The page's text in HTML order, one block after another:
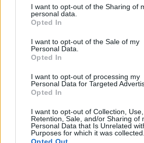
not limited to your visit or usage
grant or deny consent to Google and its
use your data for below specified
consent section.
I want to opt-out of the Sharing of
personal data.
Opted In
I want to opt-out of the Sale of my
Personal Data.
Opted In
I want to opt-out of processing my
Personal Data for Targeted
Opted In
I want to opt-out of Collection, Use,
Retention, Sale, and/or Sharing of
Personal Data that Is Unrelated
Purposes for which it was collected.
EZZEL LESZ ÚJRA CSILLOGÓ A
A legjobb trükk
RENDKÍVÜL MAGAS ÉRZELMI
Te szoktad?
08. 02.
SOKAN ROSSZUL TÁROLJÁK
EMIATT CSÖKKENHET A HATÁSUK
Érdemes odafigyelni rá